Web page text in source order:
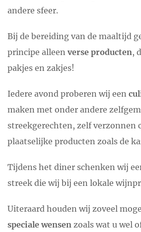
andere sfeer.
Bij de bereiding van de maaltijd
principe alleen verse producten,
pakjes en zakjes!
Iedere avond proberen wij een
maken met onder andere
streekgerechten, zelf verzonnen
plaatselijke producten zoals de
Tijdens het diner schenken wij
streek die wij bij een lokale
Uiteraard houden wij zoveel
speciale wensen zoals wat u wel